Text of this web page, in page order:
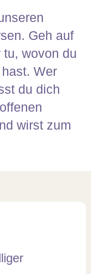
Geh auf
tu, wovon du
Wer
du dich
wirst zum